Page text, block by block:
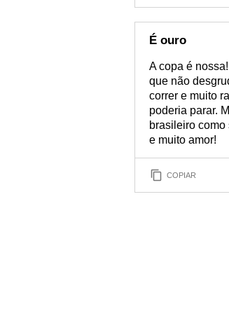
É ouro
A copa é
que não
correr e muito
poderia parar.
brasileiro
e muito amor!
COPIAR